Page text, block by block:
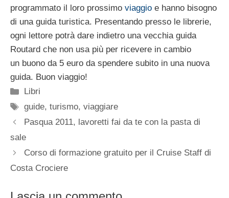
programmato il loro prossimo viaggio e hanno bisogno
di una guida turistica. Presentando presso le librerie,
ogni lettore potrà dare indietro una vecchia guida
Routard che non usa più per ricevere in cambio
un buono da 5 euro da spendere subito in una nuova
guida. Buon viaggio!
Categorie
Libri
Tag
guide,turismo,viaggiare
Pasqua 2011, lavoretti fai da te con la pasta di
sale
Corso di formazione gratuito per il Cruise Staff di
Costa Crociere